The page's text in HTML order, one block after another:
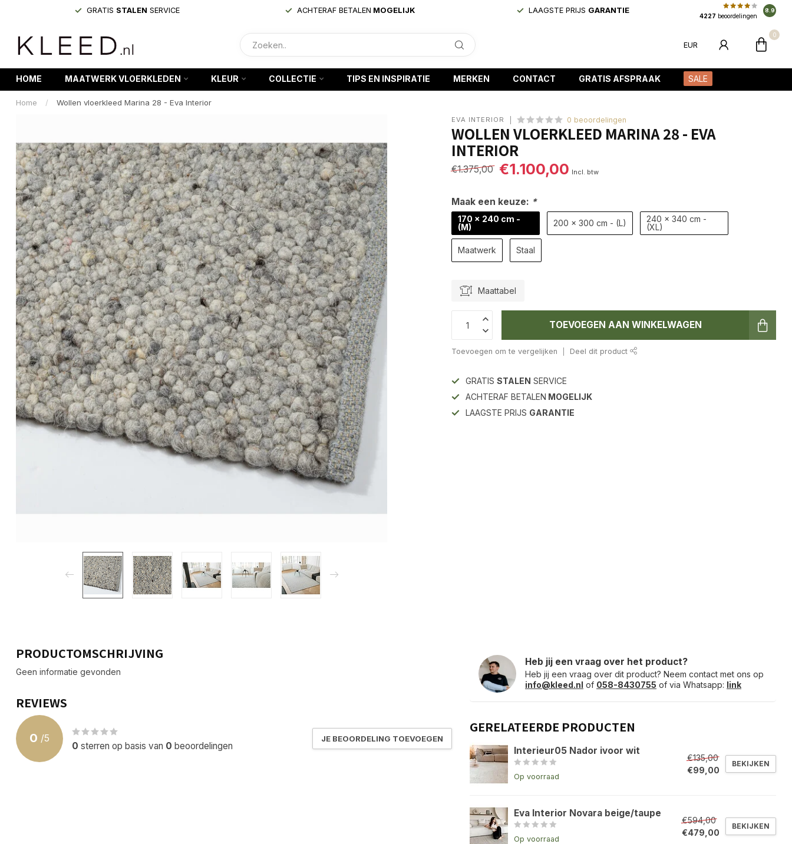
GRATIS STALEN SERVICE ACHTERAF BETALEN MOGELIJK LAAGSTE PRIJS GARANTIE
4227 beoordelingen
8.9
EUR
0
HOME MAATWERK VLOERKLEDEN KLEUR COLLECTIE TIPS EN INSPIRATIE MERKEN CONTACT GRATIS AFSPRAAK SALE
Home / Wollen vloerkleed Marina 28 - Eva Interior
EVA INTERIOR 0 beoordelingen
WOLLEN VLOERKLEED MARINA 28 - EVA
INTERIOR
€1.375,00 €1.100,00 Incl. btw
Maak een keuze: *
170 x 240 cm -
(M)
200 x 300 cm - (L)
240 x 340 cm -
(XL)
Maatwerk Staal
Maattabel
TOEVOEGEN AAN WINKELWAGEN
Toevoegen om te vergelijken Deel dit product
GRATISSTALEN SERVICE
ACHTERAF BETALEN MOGELIJK
LAAGSTE PRIJS GARANTIE
PRODUCTOMSCHRIJVING
Geen informatie gevonden
REVIEWS
0 /5
0 sterren op basis van 0 beoordelingen
JE BEOORDELING TOEVOEGEN
Heb jij een vraag over het product?
Heb jij een vraag over dit product? Neem contact met ons op
info@kleed.nl of 058-8430755 of via Whatsapp: link
GERELATEERDE PRODUCTEN
Interieur05 Nador ivoor wit
Op voorraad
€135,00
€99,00
BEKIJKEN
Eva Interior Novara beige/taupe
Op voorraad
€594,00
€479,00
BEKIJKEN